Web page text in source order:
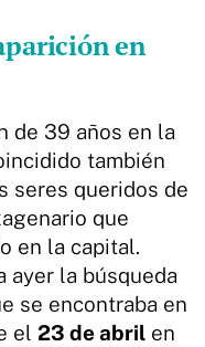
en
de 39 años en la
también
seres queridos de
que
en la capital.
ayer la búsqueda
se encontraba en
el 23 de abril en